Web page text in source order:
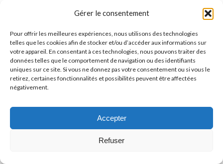
Gérer le consentement
Pour offrir les meilleures expériences, nous utilisons des technologies
telles que les cookies afin de stocker et/ou d’accéder aux informations sur
votre appareil. En consentant à ces technologies, nous pouvons traiter des
données telles que le comportement de navigation ou des identifiants
uniques sur ce site. Si vous ne donnez pas votre consentement ou si vous le
retirez, certaines fonctionnalités et possibilités peuvent être affectées
négativement.
Accepter
Refuser
court moment pour se recharger aide à rester
plus calme et à faire de meilleurs choix. De plus
en plus de coachs en mode de vie
recommandent donc des moments de micro-
relaxation : de courtes pauses…